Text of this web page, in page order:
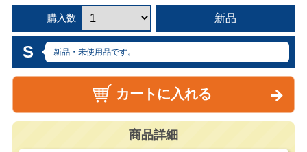
購入数 新品
S 新品・未使用品です。
カートに入れる
商品詳細